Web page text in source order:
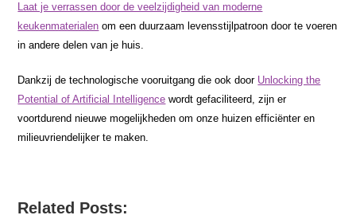
Laat je verrassen door de veelzijdigheid van moderne
keukenmaterialen om een duurzaam levensstijlpatroon door te voeren
in andere delen van je huis.
Dankzij de technologische vooruitgang die ook door Unlocking the
Potential of Artificial Intelligence wordt gefaciliteerd, zijn er
voortdurend nieuwe mogelijkheden om onze huizen efficiënter en
milieuvriendelijker te maken.
Related Posts: